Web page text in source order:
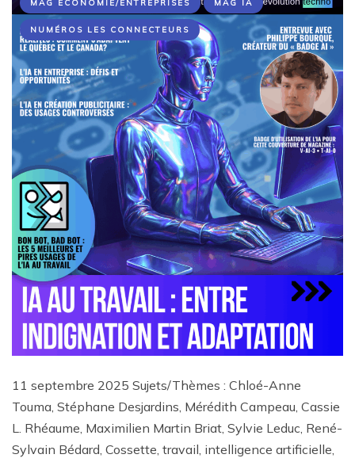
MAG ÉCONOMIE/ENTREPRISES MAG IA
NUMÉROS LES CONNECTEURS
11 septembre 2025 Sujets/Thèmes : Chloé-Anne
Touma, Stéphane Desjardins, Mérédith Campeau, Cassie
L. Rhéaume, Maximilien Martin Briat, Sylvie Leduc, René-
Sylvain Bédard, Cossette, travail, intelligence artificielle,